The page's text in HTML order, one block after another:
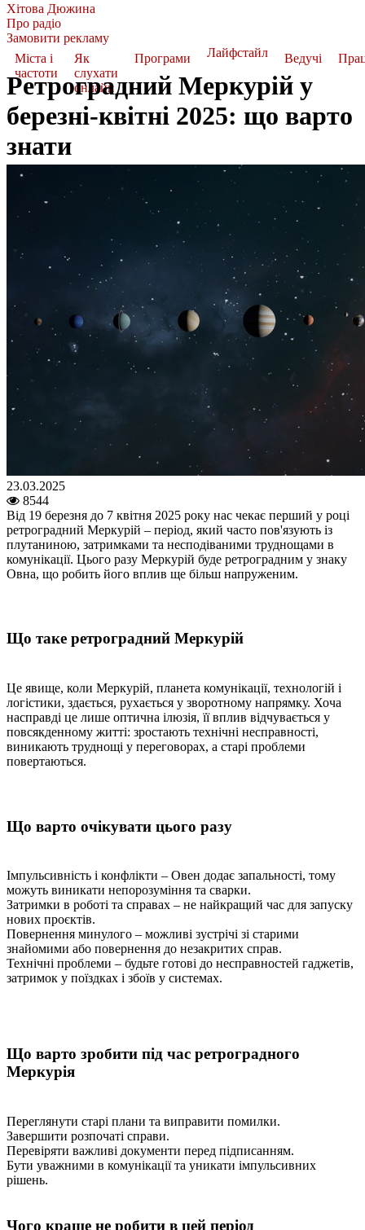
Хітова Дюжина
Про радіо
Замовити рекламу
Міста і
частоти
Як
слухати
онлайн
Програми Лайфстайл Ведучі
Ретроградний Меркурій у
березні-квітні 2025: що варто
знати
23.03.2025
8544
Від 19 березня до 7 квітня 2025 року нас чекає перший у році
ретроградний Меркурій – період, який часто пов'язують із
плутаниною, затримками та несподіваними труднощами в
комунікації. Цього разу Меркурій буде ретроградним у знаку
Овна, що робить його вплив ще більш напруженим.
Що таке ретроградний Меркурій
Це явище, коли Меркурій, планета комунікації, технологій і
логістики, здається, рухається у зворотному напрямку. Хоча
насправді це лише оптична ілюзія, її вплив відчувається у
повсякденному житті: зростають технічні несправності,
виникають труднощі у переговорах, а старі проблеми
повертаються.
Що варто очікувати цього разу
Імпульсивність і конфлікти – Овен додає запальності, тому
можуть виникати непорозуміння та сварки.
Затримки в роботі та справах – не найкращий час для запуску
нових проєктів.
Повернення минулого – можливі зустрічі зі старими
знайомими або повернення до незакритих справ.
Технічні проблеми – будьте готові до несправностей гаджетів,
затримок у поїздках і збоїв у системах.
Що варто зробити під час ретроградного
Меркурія
Переглянути старі плани та виправити помилки.
Завершити розпочаті справи.
Перевіряти важливі документи перед підписанням.
Бути уважними в комунікації та уникати імпульсивних
рішень.
Чого краще не робити в цей період